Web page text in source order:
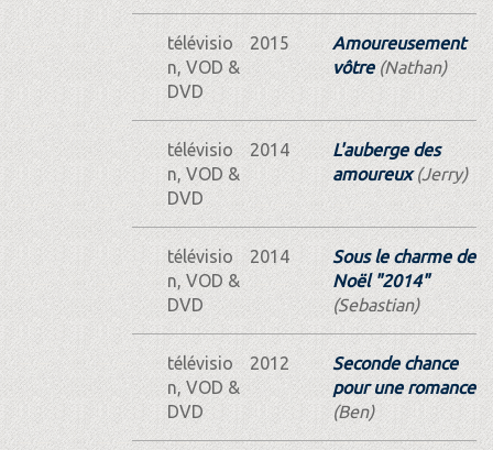
télévisio
n, VOD &
DVD
2015
Amoureusement
vôtre(Nathan)
télévisio
n, VOD &
DVD
2014
L'auberge des
amoureux(Jerry)
télévisio
n, VOD &
DVD
2014
Sous le charme de
Noël "2014"
(Sebastian)
télévisio
n, VOD &
DVD
2012
Seconde chance
pour une romance
(Ben)